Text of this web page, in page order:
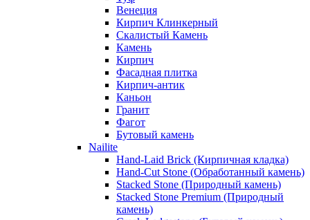
Венеция
Кирпич Клинкерный
Скалистый Камень
Камень
Кирпич
Фасадная плитка
Кирпич-антик
Каньон
Гранит
Фагот
Бутовый камень
Nailite
Hand-Laid Brick (Кирпичная кладка)
Hand-Cut Stone (Обработанный камень)
Stacked Stone (Природный камень)
Stacked Stone Premium (Природный
камень)